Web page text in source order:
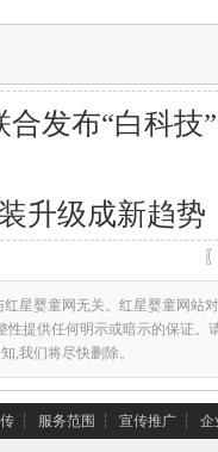
发布“白科技
升级成新趋势
星婴童网无关。红星婴童网站
提供任何明示或暗示的保证。
,我们将尽快删除。
┆ 服务范围 ┆ 宣传推广 ┆ 企